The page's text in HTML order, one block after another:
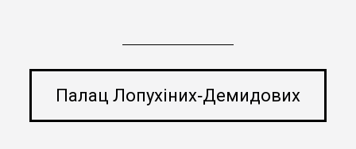
Палац Лопухіних‐Демидових